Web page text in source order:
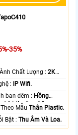
35%
Ành Chất Lượng :2K
⚜️ Công Nghệ : IP Wifi.
🌔 Hình ảnh ban đêm : Hồng
Có Màu Ban Ðêm.
Theo MẫuThân Plastic.
️💎 Điểm Nỗi Bật :Thu Âm Và Loa.